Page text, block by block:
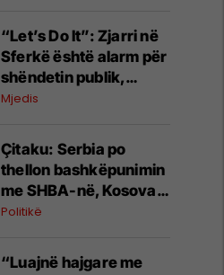
“Let’s Do It”: Zjarri në
Sferkë është alarm për
shëndetin publik,
institucionet të
Mjedis
Çitaku: Serbia po
thellon bashkëpunimin
me SHBA-në, Kosova
po izolohet
Politikë
“Luajnë hajgare me